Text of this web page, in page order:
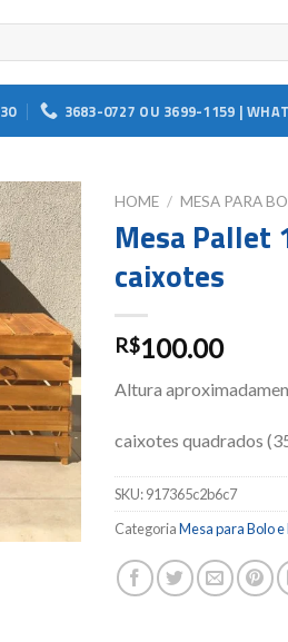
3683-0727 OU 3699-1159 |
Add to
wishlist
HOME / MESA PARA
Mesa Pallet
caixotes
R$100.00
Altura
caixotes quadrados
SKU:917365c2b6c7
CategoriaMesa para Bolo